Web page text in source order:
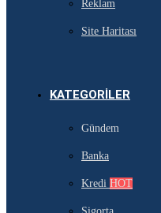
Reklam
Site Haritası
KATEGORILER
Gündem
Banka
Kredi HOT